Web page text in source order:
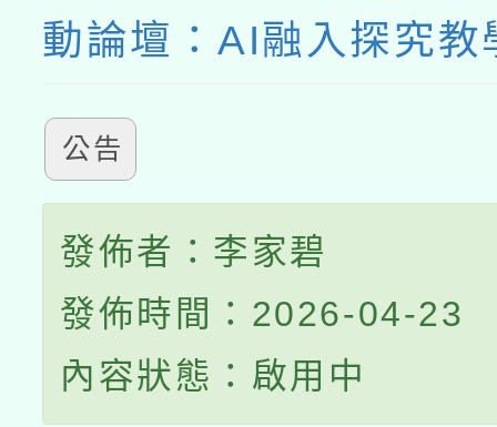
動論壇：AI融入探究教
公告
發佈者：李家碧
發佈時間：2026-04-23
內容狀態：啟用中